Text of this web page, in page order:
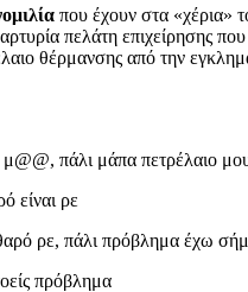
που έχουν στα «χέρια»
πελάτη επιχείρησης που
θέρμανσης από την
πάλι μάπα πετρέλαιο
είναι ρε
ρε, πάλι πρόβλημα έχω
πρόβλημα